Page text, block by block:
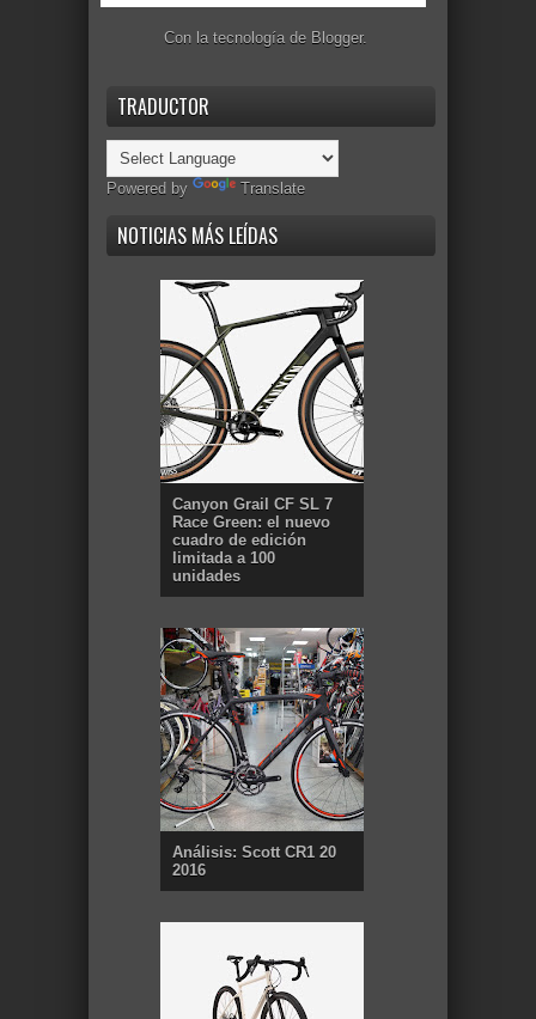
Con la tecnología de Blogger.
TRADUCTOR
Powered by Translate
NOTICIAS MÁS LEÍDAS
Canyon Grail CF SL 7
Race Green: el nuevo
cuadro de edición
limitada a 100
unidades
Análisis: Scott CR1 20
2016